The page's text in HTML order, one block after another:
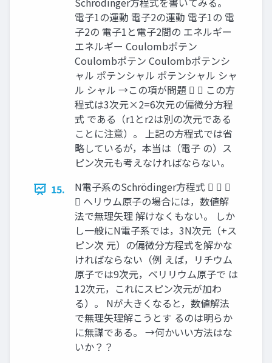
電子1の運動 電子2の運動 電子1の 電
子2の 電子1と電子2間の エネルギー
エネルギー Coulombポテン
Coulombポテン Coulombポテンシ
ャル ポテンシャル ポテンシャル シャ
ル シャル →この項が問題   この方
程式は3次元×2=6次元の偏微分方程
式 である（r1とr2は別の次元である
ことに注意）。 上記の方程式では省
略しているが，本当は（電子 の）ス
ピン次元も考えなければならない。
15.
N電子系のSchrödinger方程式   
 ヘリウム原子の場合には，数値解
法で無理矢理 解けなくもない。 しか
し一般にN電子系では，3N次元（+ス
ピン次 元）の偏微分方程式を解かな
ければならない（例 えば，リチウム
原子では9次元，ベリリウム原子で は
12次元，これにスピン次元が加わ
る）。 Nが大きくなると，数値解法
で無理矢理解こうとす るのは明らか
に無謀である。 →何かいい方法はな
いか？？